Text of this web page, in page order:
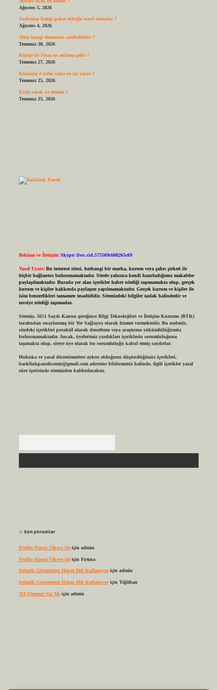
Ağustos 5, 2026
Arabanın hangi paket olduğu nasıl anlaşılır ?
Ağustos 4, 2026
Altın hangi elementin sembolüdür ?
Temmuz 30, 2026
Kürtçe’de Firaz ne anlama gelir ?
Temmuz 27, 2026
Klimada 4 yollu vana ne işe yarar ?
Temmuz 25, 2026
Entel erkek ne demek ?
Temmuz 25, 2026
Reklam ve İletişim: Skype: live:.cid.575569c608265c69
Yasal Uyarı: Bu internet sitesi, herhangi bir marka, kurum veya şahıs şirketi ile
hiçbir bağlantısı bulunmamaktadır. Sitede yalnızca kendi hazırladığımız makaleler
paylaşılmaktadır. Burada yer alan içerikler haber niteliği taşımamakta olup, gerçek
kurum ve kişiler hakkında paylaşım yapılmamaktadır. Gerçek kurum ve kişiler ile
isim benzerlikleri tamamen tesadüfidir. Sitemizdeki bilgiler taslak halindedir ve
tavsiye niteliği taşımazlar.
Sitemiz, 5651 Sayılı Kanun gereğince Bilgi Teknolojileri ve İletişim Kurumu (BTK)
tarafından onaylanmış bir Yer Sağlayıcı olarak hizmet vermektedir. Bu nedenle,
sitedeki içerikleri proaktif olarak denetleme veya araştırma yükümlülüğümüz
bulunmamaktadır. Ancak, üyelerimiz yazdıkları içeriklerin sorumluluğunu
taşımakta olup, siteye üye olarak bu sorumluluğu kabul etmiş sayılırlar.
Hukuka ve yasal düzenlemelere aykırı olduğunu düşündüğünüz içerikleri,
backlinkpanelicomtr@gmail.comadresine bildirmeniz halinde, ilgili içerikler yasal
süre içerisinde sitemizden kaldırılacaktır.
Son yorumlar
Profilo Hangi Ülkeye Aitiçin admin
Profilo Hangi Ülkeye Aitiçin Fırtına
Selanik Göçmenleri Hangi Dili Kullanıyoriçin admin
Selanik Göçmenleri Hangi Dili Kullanıyoriçin Yiğithan
119 Element Var Mı için admin